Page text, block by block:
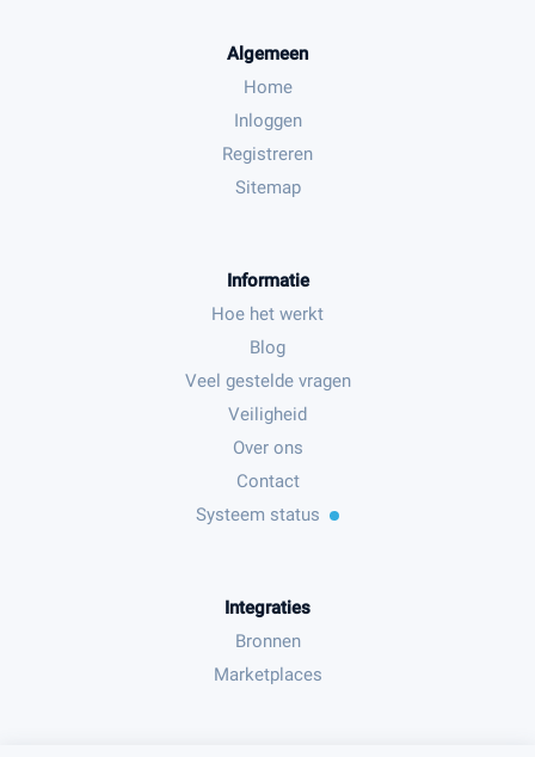
Algemeen
Home
Inloggen
Registreren
Sitemap
Informatie
Hoe het werkt
Blog
Veel gestelde vragen
Veiligheid
Over ons
Contact
Systeem status
Integraties
Bronnen
Marketplaces